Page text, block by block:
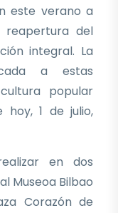
este verano a
reapertura del
integral. La
a estas
popular
hoy, 1 de julio,
en dos
Museoa Bilbao
Corazón de